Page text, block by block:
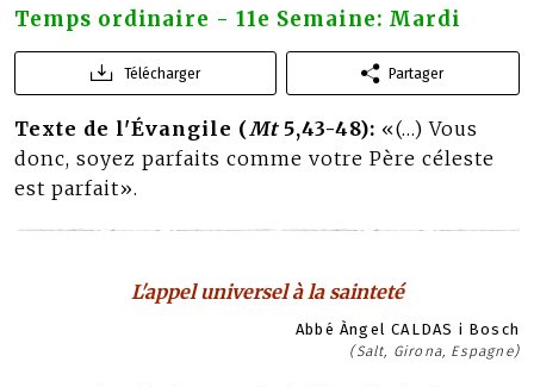
Temps ordinaire - 11e Semaine: Mardi
Télécharger Partager
Texte de l'Évangile (Mt5,43-48): «(…) Vous
donc, soyez parfaits comme votre Père céleste
est parfait».
L'appel universel à la sainteté
Abbé Àngel CALDAS i Bosch
(Salt, Girona, Espagne)